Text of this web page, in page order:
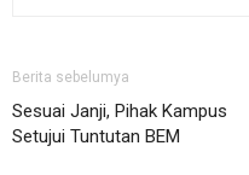
Berita sebelumya
Sesuai Janji, Pihak Kampus
Setujui Tuntutan BEM